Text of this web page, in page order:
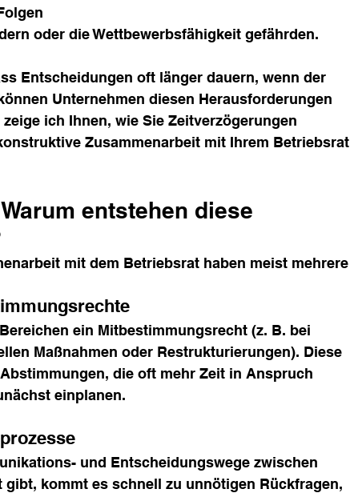
oder die Wettbewerbsfähigkeit gefährden.
Entscheidungen oft länger dauern, wenn der
Unternehmen diesen Herausforderungen
ich Ihnen, wie Sie Zeitverzögerungen
Zusammenarbeit mit Ihrem Betriebsrat
entstehen diese
mit dem Betriebsrat haben meist mehrere
ein Mitbestimmungsrecht (z. B. bei
Maßnahmen oder Restrukturierungen). Diese
die oft mehr Zeit in Anspruch
einplanen.
und Entscheidungswege zwischen
gibt, kommt es schnell zu unnötigen Rückfragen,